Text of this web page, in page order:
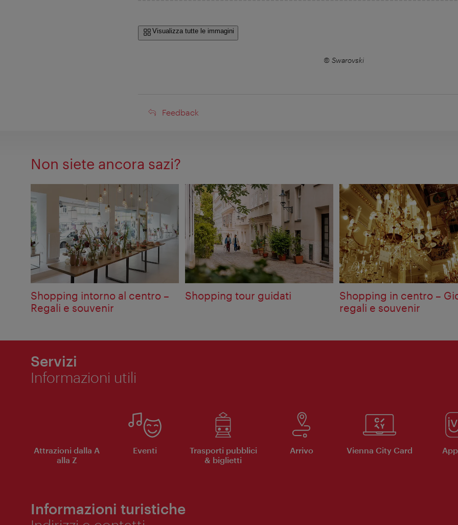
Visualizza tutte le immagini
© Swarovski
Feedback
Feedback
Non siete ancora sazi?
Shopping intorno al centro –
Regali e souvenir
Shopping tour guidati
Shopping in centro –
regali e souvenir
Servizi
Informazioni utili
Attrazioni dalla A
alla Z
Eventi
Trasporti pubblici
& biglietti
Arrivo Vienna City Card
Informazioni turistiche